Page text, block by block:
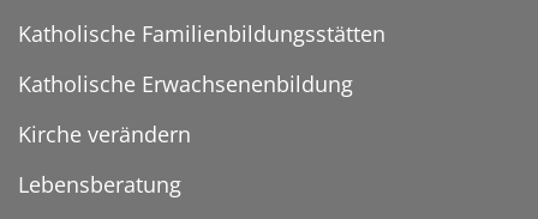
Katholische Familienbildungsstätten
Katholische Erwachsenenbildung
Kirche verändern
Lebensberatung